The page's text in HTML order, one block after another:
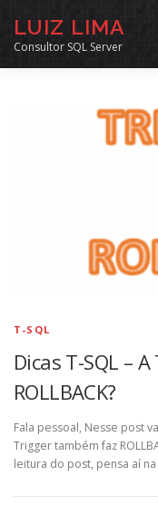
LUIZ LIMA
Consultor SQL Server
T-SQL
Dicas T-SQL –
ROLLBACK?
Fala pessoal, Nesse post
Trigger também faz
leitura do post, pensa aí